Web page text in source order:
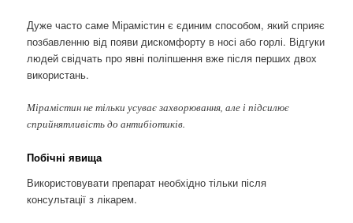
Дуже часто саме Мірамістин є єдиним способом, який сприяє
позбавленню від появи дискомфорту в носі або горлі. Відгуки
людей свідчать про явні поліпшення вже після перших двох
використань.
Мірамістин не тільки усуває захворювання, але і підсилює
сприйнятливість до антибіотиків.
Побічні явища
Використовувати препарат необхідно тільки після
консультації з лікарем.